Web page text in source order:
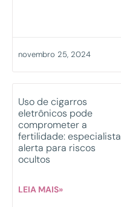
novembro 25, 2024
Uso de cigarros
eletrônicos pode
comprometer a
fertilidade: especialista
alerta para riscos
ocultos
LEIA MAIS»